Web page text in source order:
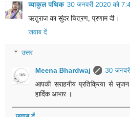
व्याकुल पथिक 30 जनवरी 2020 को
ऋतुराज का सुंदर चित्रण, प्रणाम दी।
जवाब दें
उत्तर
Meena Bhardwaj
30
आपकी सराहनीय प्रतिक्रिया से
हार्दिक आभार ।